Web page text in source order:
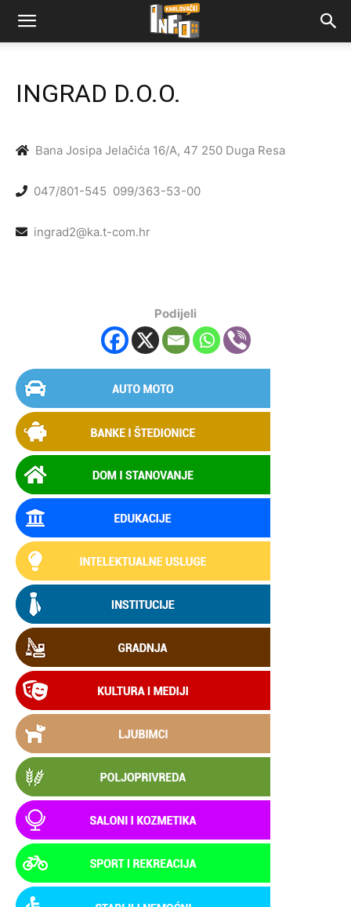
INGRAD D.O.O.
Bana Josipa Jelačića 16/A, 47 250 Duga Resa
047/801-545 099/363-53-00
ingrad2@ka.t-com.hr
Podijeli